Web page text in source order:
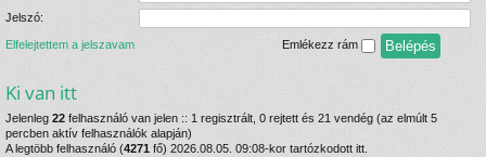
Jelszó:
Elfelejtettem a jelszavam Emlékezz rám
Ki van itt
Jelenleg 22 felhasználó van jelen :: 1 regisztrált, 0 rejtett és 21 vendég (az elmúlt 5
percben aktív felhasználók alapján)
A legtöbb felhasználó (4271 fő) 2026.08.05. 09:08-kor tartózkodott itt.